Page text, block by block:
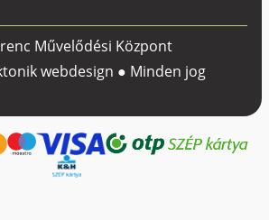
Művelődési Központ
webdesign ● Minden jog